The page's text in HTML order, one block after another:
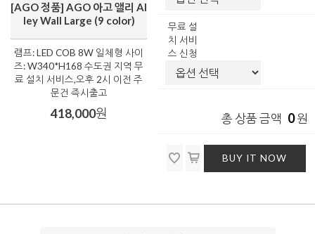
[AGO 정품] AGO 아고 앨리 Al
ley Wall Large (9 color)
램프: LED COB 8W 일체형 사이
즈: W340*H168 수도권 지역 무
료 설치 서비스,오후 2시 이전 주
문건 즉시출고
418,000원
무료 설
치 서비
스 신청
총 상품 금액 0원
BUY IT NOW